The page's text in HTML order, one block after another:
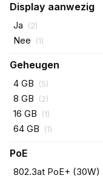
Display aanwezig
Ja (2)
Nee (1)
Geheugen
4 GB (5)
8 GB (2)
16 GB (1)
64 GB (1)
PoE
802.3at PoE+ (30W)